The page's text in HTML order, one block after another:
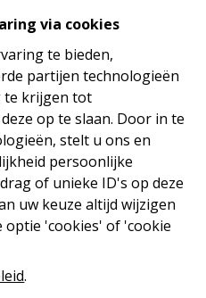
via cookies
te bieden,
partijen technologieën
te krijgen tot
op te slaan. Door in te
stelt u ons en
persoonlijke
of unieke ID's op deze
uw keuze altijd wijzigen
optie 'cookies' of 'cookie
.
m² 200 m²